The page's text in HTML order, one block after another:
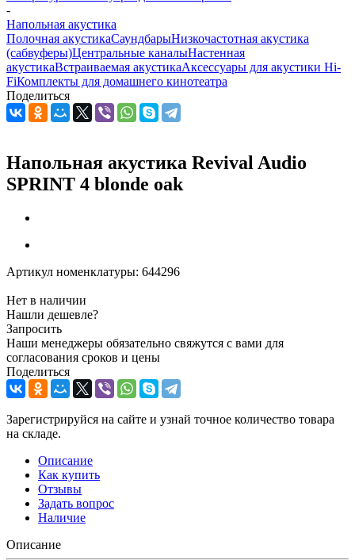
-
Напольная акустика
Полочная акустикаСаундбарыНизкочастотная акустика
(сабвуферы)Центральные каналыНастенная
акустикаВстраиваемая акустикаАксессуары для акустики Hi-
FiКомплекты для домашнего кинотеатра
Поделиться
Напольная акустика Revival Audio
SPRINT 4 blonde oak
Артикул номенклатуры: 644296
Нет в наличии
Нашли дешевле?
Запросить
Наши менеджеры обязательно свяжутся с вами для
согласования сроков и цены
Поделиться
Зарегистрируйся на сайте и узнай точное количество товара
на складе.
Описание
Как купить
Отзывы
Задать вопрос
Наличие
Описание